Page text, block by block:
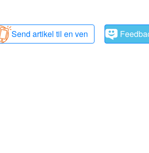
Send artikel til en ven